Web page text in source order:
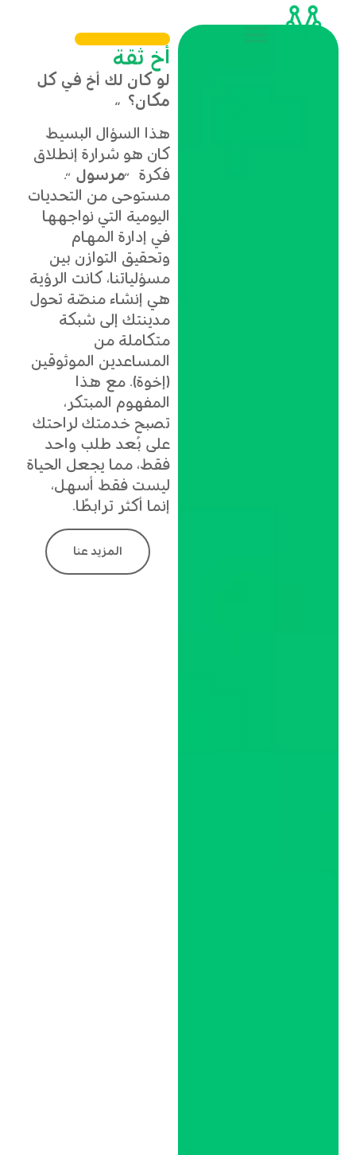
أخ ثقة
لو كان لك أخ في كل
مكان؟ “
هذا السؤال البسيط
كان هو شرارة إنطلاق
فكرة “مرسول “.
مستوحى من التحديات
اليومية التي نواجهها
في إدارة المهام
وتحقيق التوازن بين
مسؤلياتنا، كانت الرؤية
هي إنشاء منصّة تحول
مدينتك إلى شبكة
متكاملة من
المساعدين الموثوقين
(إخوة). مع هذا
المفهوم المبتكر،
تصبح خدمتك لراحتك
على بُعد طلب واحد
فقط، مما يجعل الحياة
ليست فقط أسهل،
إنما أكثر ترابطًا.
المزيد عنا